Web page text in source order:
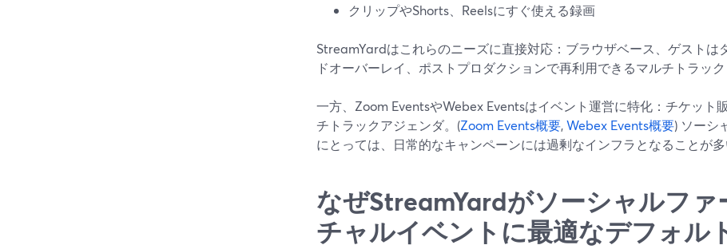
クリップやShorts、Reelsにすぐ使える録画
StreamYardはこれらのニーズに直接対応：ブラウザベース、ゲストは
ドオーバーレイ、ポストプロダクションで再利用できるマルチトラック
一方、Zoom EventsやWebex Eventsはイベント運営に特化：チケット
チトラックアジェンダ。(Zoom Events概要,Webex Events概要) ソーシ
にとっては、日常的なキャンペーンには過剰なインフラとなることが多
なぜStreamYardがソーシャルファ
チャルイベントに最適なデフォル